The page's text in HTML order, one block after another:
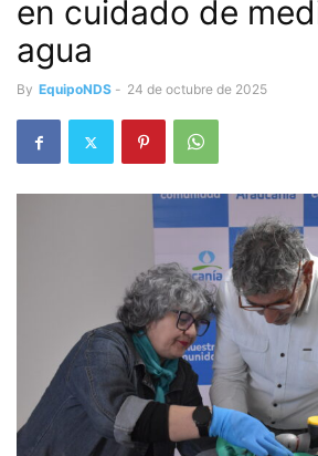
en cuidado de
agua
By EquipoNDS - 24 de octubre de 2025